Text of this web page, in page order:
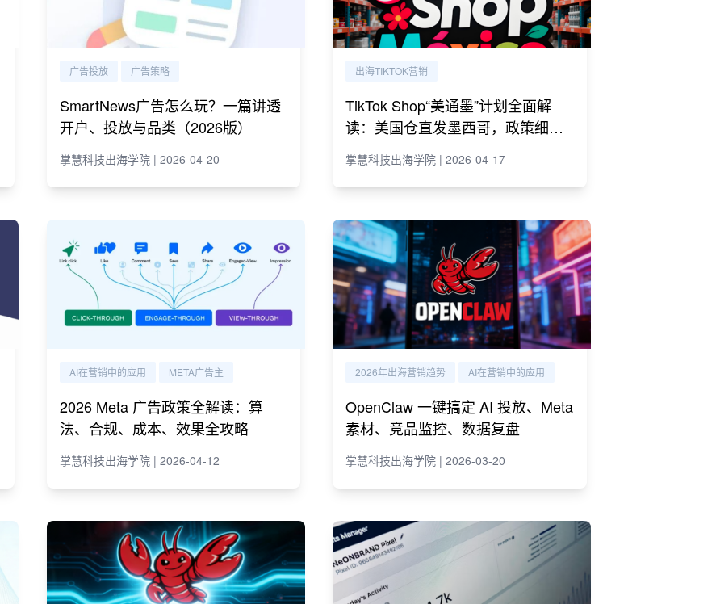
广告投放 广告策略
SmartNews广告怎么玩？一篇讲透
开户、投放与品类（2026版）
掌慧科技出海学院 | 2026-04-20
出海TIKTOK营销
TikTok Shop“美通墨”计划全面解
读：美国仓直发墨西哥，政策细则
掌慧科技出海学院 | 2026-04-17
AI在营销中的应用 META广告主
2026 Meta 广告政策全解读：算
法、合规、成本、效果全攻略
掌慧科技出海学院 | 2026-04-12
2026年出海营销趋势 AI在营销中的应用
OpenClaw 一键搞定 AI 投放、Meta
素材、竞品监控、数据复盘
掌慧科技出海学院 | 2026-03-20